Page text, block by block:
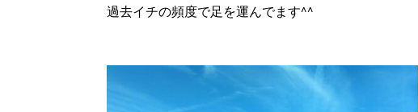
過去イチの頻度で足を運んでます^^